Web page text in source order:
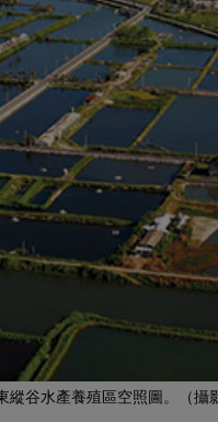
谷水產養殖區空照圖。（攝